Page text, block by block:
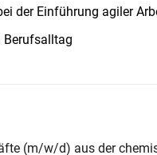
der Einführung agiler
Berufsalltag
(m/w/d) aus der